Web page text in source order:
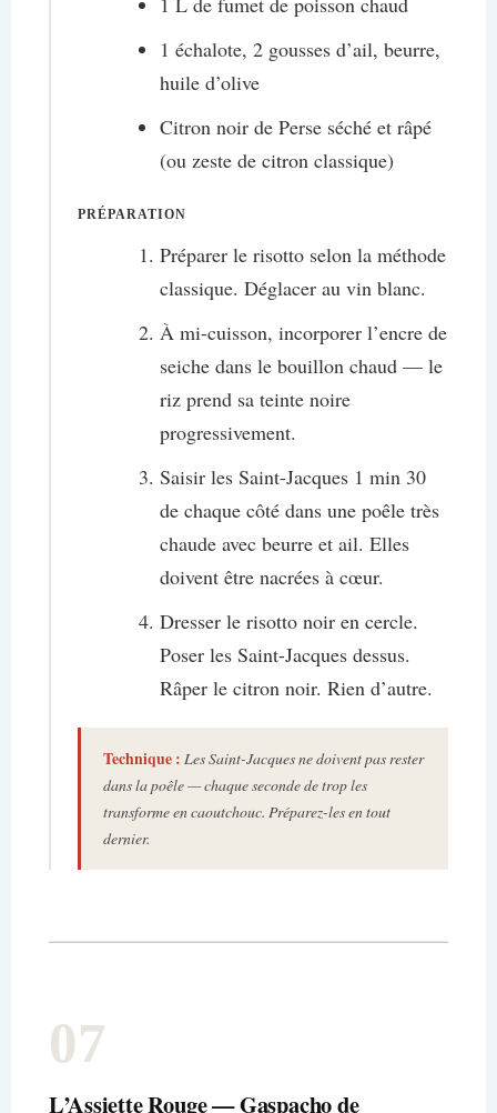
1 échalote, 2 gousses d’ail, beurre,
huile d’olive
Citron noir de Perse séché et râpé
(ou zeste de citron classique)
PRÉPARATION
Préparer le risotto selon la méthode
classique. Déglacer au vin blanc.
À mi-cuisson, incorporer l’encre de
seiche dans le bouillon chaud — le
riz prend sa teinte noire
progressivement.
Saisir les Saint-Jacques 1 min 30
de chaque côté dans une poêle très
chaude avec beurre et ail. Elles
doivent être nacrées à cœur.
Dresser le risotto noir en cercle.
Poser les Saint-Jacques dessus.
Râper le citron noir. Rien d’autre.
Technique : Les Saint-Jacques ne doivent pas rester
dans la poêle — chaque seconde de trop les
transforme en caoutchouc. Préparez-les en tout
dernier.
07
L’Assiette Rouge — Gaspacho de